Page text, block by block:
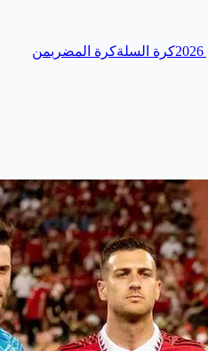
كرة السلةكرة المضربمن